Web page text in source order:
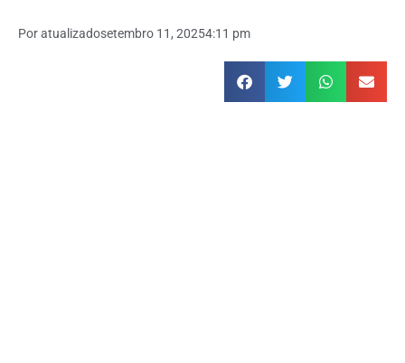
Poratualizadosetembro 11, 20254:11 pm